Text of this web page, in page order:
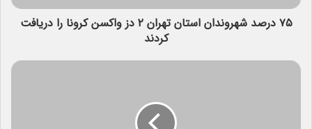
۷۵ درصد شهروندان استان تهران ۲ دز واکسن کرونا را دریافت
کردند